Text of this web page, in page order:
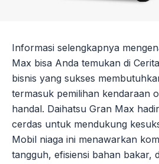
Informasi selengkapnya
Max bisa Anda temukan di
bisnis yang sukses
termasuk pemilihan kendaraan
handal. Daihatsu Gran Max
cerdas untuk mendukung
Mobil niaga ini menawarkan
tangguh, efisiensi bahan bakar,